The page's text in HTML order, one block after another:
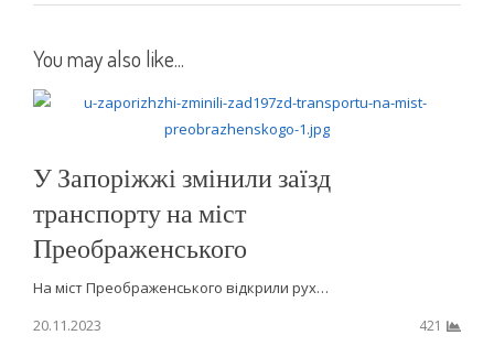
You may also like...
У Запоріжжі змінили заїзд
транспорту на міст
Преображенського
На міст Преображенського відкрили рух…
20.11.2023
421